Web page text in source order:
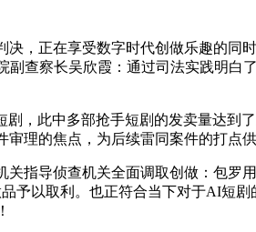
正在享受数字时代创做乐趣的同
查察长吴欣霞：通过司法实践明
此中多部抢手短剧的发卖量达到
理的焦点，为后续雷同案件的打点
导侦查机关全面调取创做：包罗
予以取利。也正符合当下对于AI短